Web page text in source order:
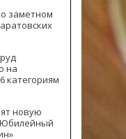
заметном
на
категориям
новую
Юбилейный